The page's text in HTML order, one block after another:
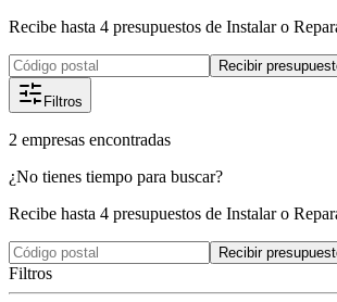
Recibe hasta 4 presupuestos de Instalar o
Recibir
Filtros
2 empresas encontradas
¿No tienes tiempo para buscar?
Recibe hasta 4 presupuestos de Instalar o
Recibir
Filtros